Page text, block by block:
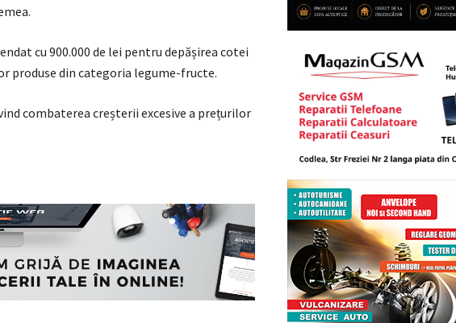
cu 900.000 de lei pentru depășirea cotei
produse din categoria legume-fructe.
combaterea creșterii excesive a prețurilor